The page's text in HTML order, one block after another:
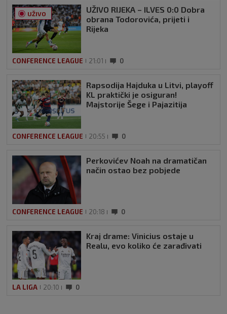
UŽIVO
UŽIVO RIJEKA – ILVES 0:0 Dobra
obrana Todorovića, prijeti i
Rijeka
CONFERENCE LEAGUE 21:01 0
Rapsodija Hajduka u Litvi, playoff
KL praktički je osiguran!
Majstorije Šege i Pajazitija
CONFERENCE LEAGUE 20:55 0
Perkovićev Noah na dramatičan
način ostao bez pobjede
CONFERENCE LEAGUE 20:18 0
Kraj drame: Vinicius ostaje u
Realu, evo koliko će zarađivati
LA LIGA 20:10 0